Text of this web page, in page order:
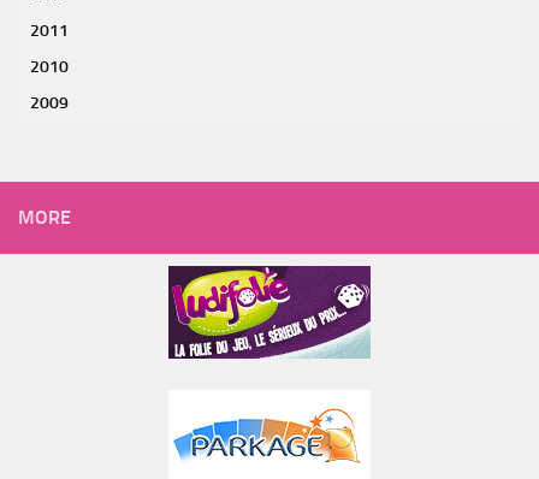
2011
2010
2009
MORE